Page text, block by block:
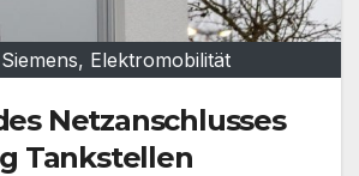
Elektromobilität
Netzanschlusses
Tankstellen